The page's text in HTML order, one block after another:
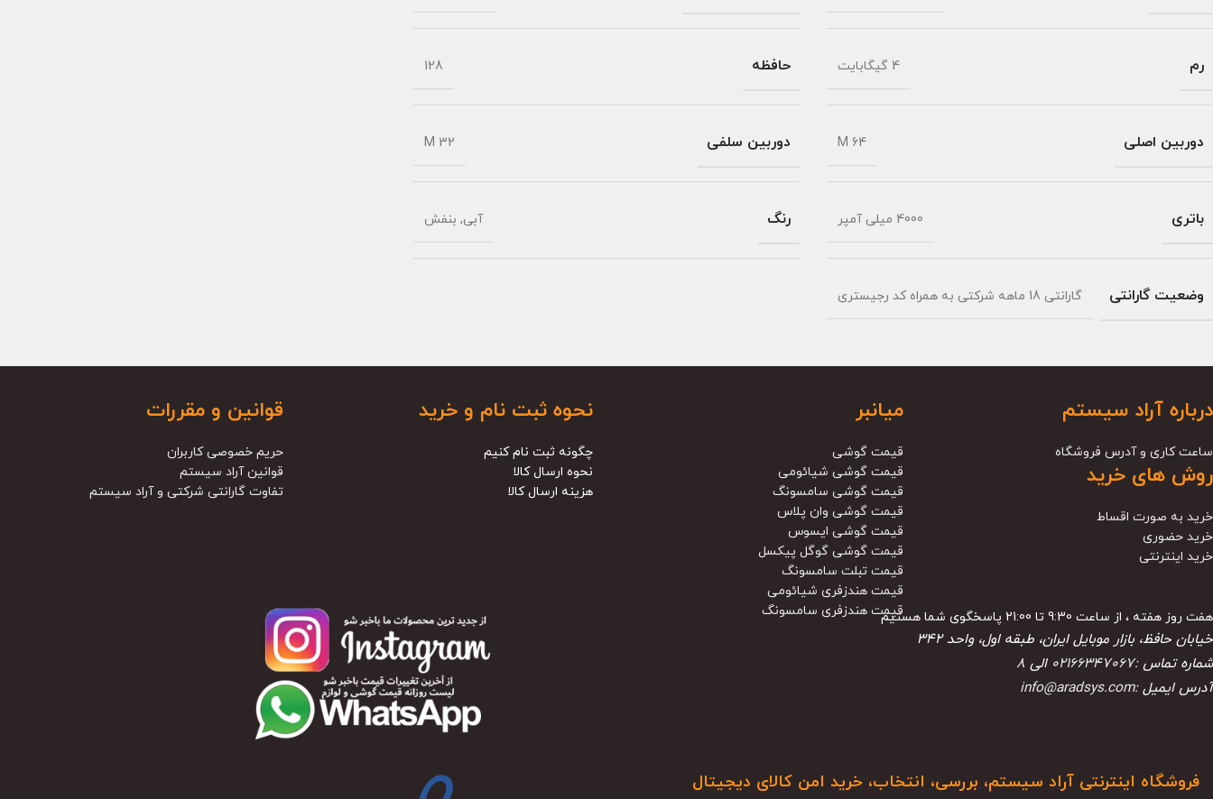
رم 4 گیگابایت حافظه 128
دوربین اصلی 64 M دوربین سلفی 32 M
باتری 4000 میلی آمپر رنگ آبی, بنفش
وضعیت گارانتی گارانتی 18 ماهه شرکتی به همراه کد رجیستری
قوانین و مقررات
حریم خصوصی کاربران
قوانین آراد سیستم
تفاوت گارانتی شرکتی و آراد سیستم
نحوه ثبت نام و خرید
چگونه ثبت نام کنیم
نحوه ارسال کالا
هزینه ارسال کالا
میانبر
قیمت گوشی
قیمت گوشی شیائومی
قیمت گوشی سامسونگ
قیمت گوشی وان پلاس
قیمت گوشی ایسوس
قیمت گوشی گوگل پیکسل
قیمت تبلت سامسونگ
قیمت هندزفری شیائومی
قیمت هندزفری سامسونگ
درباره آراد سیستم
ساعت کاری و آدرس فروشگاه
روش های خرید
خرید به صورت اقساط
خرید حضوری
خرید اینترنتی
هفت روز هفته ، از ساعت 9:30 تا 21:00 پاسخگوی شما هستیم
خیابان حافظ، بازار موبایل ایران، طبقه اول، واحد ۳۴۲
شماره تماس :02166347067 الی 8
آدرس ایمیل :info@aradsys.com
فروشگاه اینترنتی آراد سیستم، بررسی، انتخاب، خرید امن کالای دیجیتال